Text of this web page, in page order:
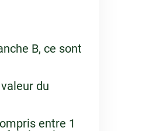
B, ce sont
du
entre 1